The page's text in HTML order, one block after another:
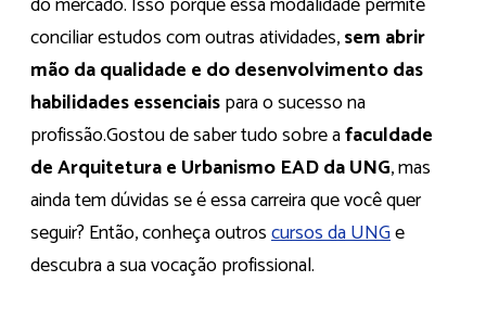
conciliar estudos com outras atividades,sem abrir
mão da qualidade e do desenvolvimento das
habilidades essenciaispara o sucesso na
profissão.Gostou de saber tudo sobre afaculdade
de Arquitetura e Urbanismo EAD da UNG, mas
ainda tem dúvidas se é essa carreira que você quer
seguir? Então, conheça outroscursos da UNGe
descubra a sua vocação profissional.